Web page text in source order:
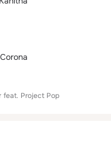
feat. Project Pop